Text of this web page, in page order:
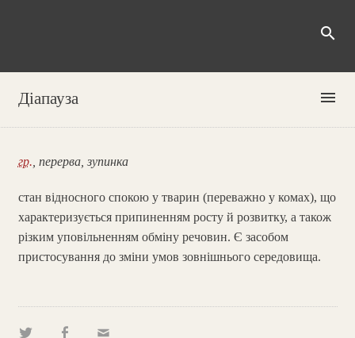
search
Діапауза menu
гр. , перерва, зупинка
стан відносного спокою у тварин (переважно у комах), що
характеризується припиненням росту й розвитку, а також
різким уповільненням обміну речовин. Є засобом
пристосування до зміни умов зовнішнього середовища.